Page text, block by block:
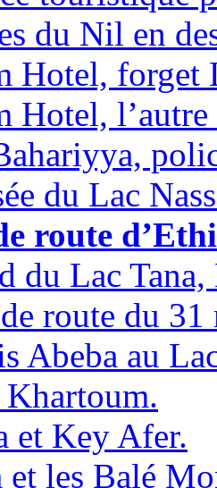
du Nil en
Hotel, forget
Hotel,
du Lac
route
du Lac
route du
Abeba au
et Key Afer.
et les Balé